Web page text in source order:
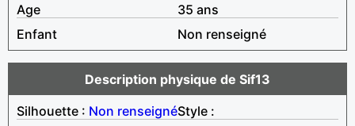
Age
35 ans
Enfant
Non renseigné
Description physique de Sif13
Silhouette : Non renseignéStyle :